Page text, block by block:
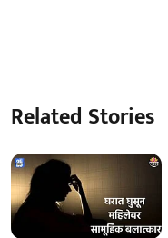
Related Stories